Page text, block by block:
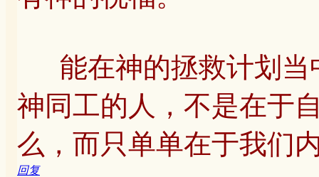
能在神的拯救计划当
神同工的人，不是在于
么，而只单单在于我们
回复